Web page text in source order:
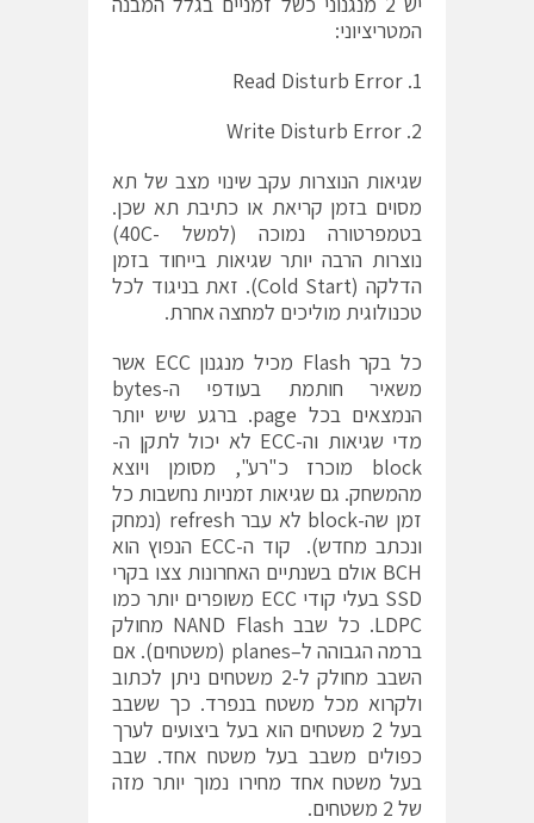
המטריציוני:
1. Read Disturb Error
2. Write Disturb Error
שגיאות הנוצרות עקב שינוי מצב של תא
מסוים בזמן קריאת או כתיבת תא שכן.
בטמפרטורה נמוכה (למשל -40C)
נוצרות הרבה יותר שגיאות בייחוד בזמן
הדלקה (Cold Start). זאת בניגוד לכל
טכנולוגית מוליכים למחצה אחרת.
כל בקר Flash מכיל מנגנון ECC אשר
משאיר חותמת בעודפי ה-bytes
הנמצאים בכל page. ברגע שיש יותר
מדי שגיאות וה-ECC לא יכול לתקן ה-
block מוכרז כ"רע", מסומן ויוצא
מהמשחק. גם שגיאות זמניות נחשבות כל
זמן שה-block לא עבר refresh (נמחק
ונכתב מחדש). קוד ה-ECC הנפוץ הוא
BCH אולם בשנתיים האחרונות צצו בקרי
SSD בעלי קודי ECC משופרים יותר כמו
LDPC. כל שבב NAND Flash מחולק
ברמה הגבוהה ל–planes (משטחים). אם
השבב מחולק ל-2 משטחים ניתן לכתוב
ולקרוא מכל משטח בנפרד. כך ששבב
בעל 2 משטחים הוא בעל ביצועים לערך
כפולים משבב בעל משטח אחד. שבב
בעל משטח אחד מחירו נמוך יותר מזה
של 2 משטחים.